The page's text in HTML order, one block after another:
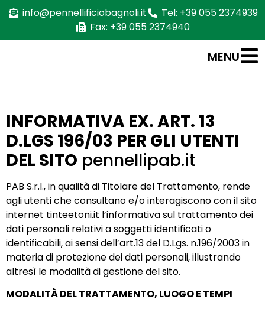
info@pennellificiobagnoli.it
Tel: +39 055 2374939
Fax: +39 055 2374940
MENU
INFORMATIVA EX. ART. 13
D.LGS 196/03 PER GLI UTENTI
DEL SITO pennellipab.it
PAB S.r.l., in qualità di Titolare del Trattamento, rende
agli utenti che consultano e/o interagiscono con il sito
internet tinteetoni.it l’informativa sul trattamento dei
dati personali relativi a soggetti identificati o
identificabili, ai sensi dell’art.13 del D.Lgs. n.196/2003 in
materia di protezione dei dati personali, illustrando
altresì le modalità di gestione del sito.
MODALITÀ DEL TRATTAMENTO, LUOGO E TEMPI